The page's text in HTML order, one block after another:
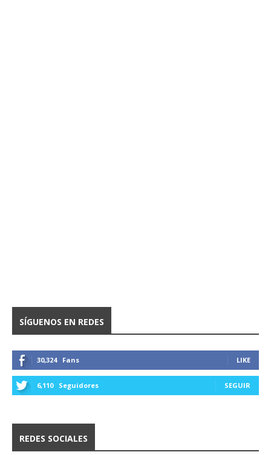
SÍGUENOS EN REDES
30,324 Fans LIKE
6,110 Seguidores SEGUIR
REDES SOCIALES